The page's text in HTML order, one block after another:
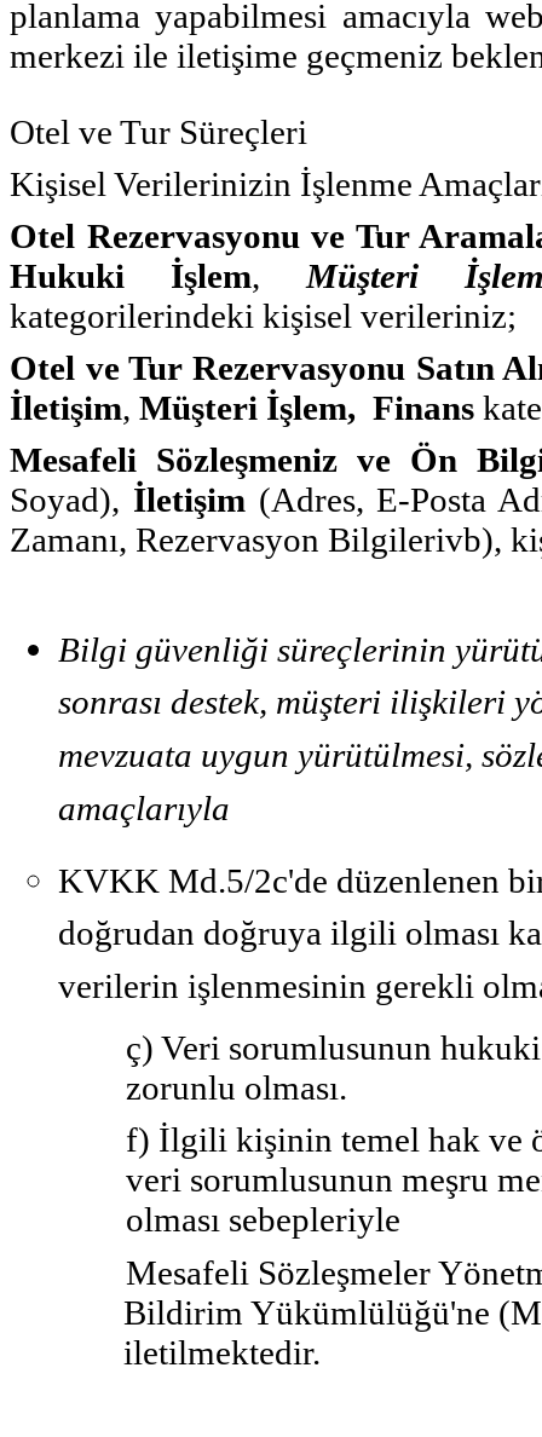
planlama yapabilmesi amacıyla
merkezi ile iletişime geçmeniz
Otel ve Tur Süreçleri
Kişisel Verilerinizin İşlenme
Otel Rezervasyonu ve Tur
Hukuki İşlem, Müşteri
kategorilerindeki kişisel verileriniz;
Otel ve Tur Rezervasyonu Satın
İletişim, Müşteri İşlem, Finans
Mesafeli Sözleşmeniz ve Ön
Soyad), İletişim (Adres, E-Posta
Zamanı, Rezervasyon Bilgilerivb),
Bilgi güvenliği süreçlerinin
sonrası destek, müşteri ilişkileri
mevzuata uygun yürütülmesi,
amaçlarıyla
KVKK Md.5/2c'de düzenlenen
doğrudan doğruya ilgili olması
verilerin işlenmesinin gerekli
ç) Veri sorumlusunun
zorunlu olması.
f) İlgili kişinin temel hak ve
veri sorumlusunun meşru
olması sebepleriyle
Mesafeli Sözleşmeler
Bildirim Yükümlülüğü'ne
iletilmektedir.